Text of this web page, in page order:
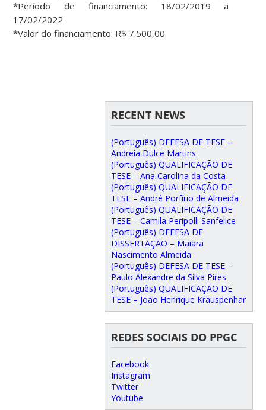
*Período de financiamento: 18/02/2019 a
17/02/2022
*Valor do financiamento: R$ 7.500,00
RECENT NEWS
(Português) DEFESA DE TESE –
Andreia Dulce Martins
(Português) QUALIFICAÇÃO DE
TESE – Ana Carolina da Costa
(Português) QUALIFICAÇÃO DE
TESE – André Porfírio de Almeida
(Português) QUALIFICAÇÃO DE
TESE – Camila Peripolli Sanfelice
(Português) DEFESA DE
DISSERTAÇÃO – Maiara
Nascimento Almeida
(Português) DEFESA DE TESE –
Paulo Alexandre da Silva Pires
(Português) QUALIFICAÇÃO DE
TESE – João Henrique Krauspenhar
REDES SOCIAIS DO PPGC
Facebook
Instagram
Twitter
Youtube